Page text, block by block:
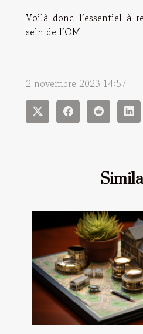
Voilà donc l’essentiel à
sein de l’OM
2 novembre 2023 14:57